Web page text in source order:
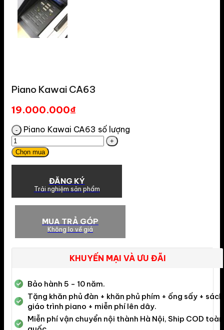
Piano Kawai CA63
19.000.000₫
Piano Kawai CA63 số lượng
Chọn mua
ĐĂNG KÝ
Trải nghiệm sản phẩm
MUA TRẢ GÓP
Không lo về giá
KHUYẾN MẠI VÀ ƯU ĐÃI
Bảo hành 5 - 10 năm.
Tặng khăn phủ đàn + khăn phủ phím + ống sấy + sách
giáo trình piano + miễn phí lên dây.
Miễn phí vận chuyển nội thành Hà Nội, Ship COD toàn